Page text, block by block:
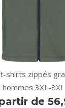
shirts zippés
hommes 3XL-
de